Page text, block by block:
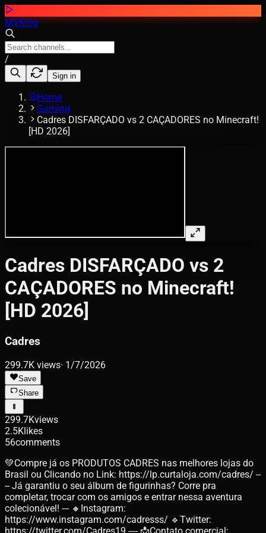
MVKing
/
Sign in
Home
Gaming
Cadres DISFARÇADO vs 2 CAÇADORES no Minecraft!
[HD 2026]
Cadres DISFARÇADO vs 2
CAÇADORES no Minecraft!
[HD 2026]
Cadres
299.7K views· 1/7/2026
Save
Share
299.7Kviews
2.5Klikes
56comments
💚Compre já os PRODUTOS CADRES nas melhores lojas do
Brasil ou Clicando no Link: https://lp.curtaloja.com/cadres/ --
-- Já garantiu o seu álbum de figurinhas? Corre pra
completar, trocar com os amigos e entrar nessa aventura
colecionável! --- 🔸Instagram:
https://www.instagram.com/cadresss/ 🔹Twitter:
https://twitter.com/Cadres19 ---- 📩Contato comercial: